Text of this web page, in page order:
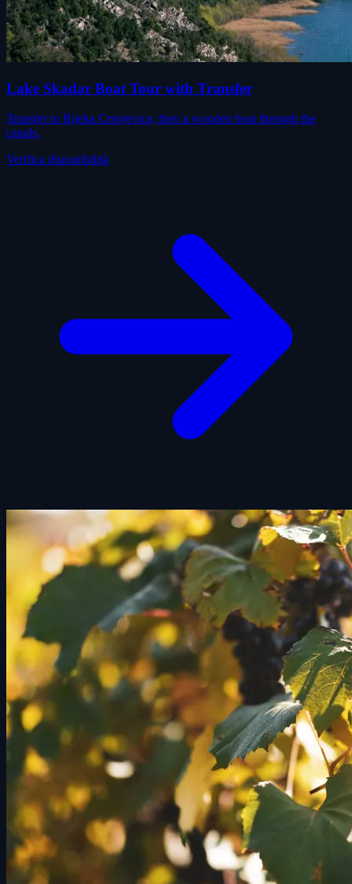
Lake Skadar Boat Tour with Transfer
Transfer to Rijeka Crnojevica, then a wooden boat through the
canals.
Verifica disponibilità